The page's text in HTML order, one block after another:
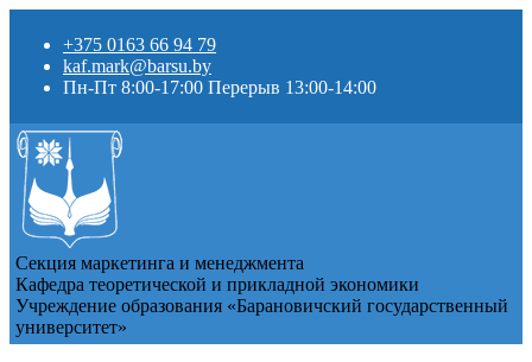
+375 0163 66 94 79
kaf.mark@barsu.by
Пн-Пт 8:00-17:00 Перерыв 13:00-14:00
Секция маркетинга и менеджмента
Кафедра теоретической и прикладной экономики
Учреждение образования «Барановичский государственный
университет»